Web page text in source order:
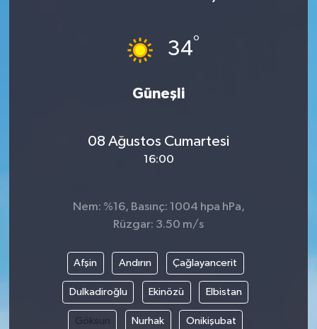
34°
Güneşli
08 Ağustos Cumartesi
16:00
Nem: %16, Basınç: 1004 hpa hPa,
Rüzgar: 3.50 m/s
Afşin Andırın Çağlayancerit
Dulkadiroğlu Ekinözü Elbistan
Göksun Nurhak Onikişubat
Manşet Altı
Resmi İlan
SürManşet